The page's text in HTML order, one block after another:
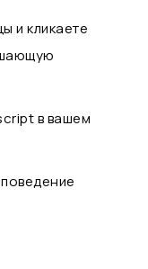
и кликаете
в вашем